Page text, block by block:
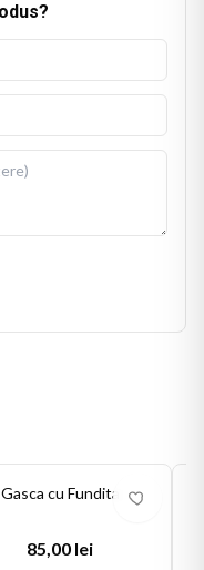
Gasca cu Fundita
85,00 lei